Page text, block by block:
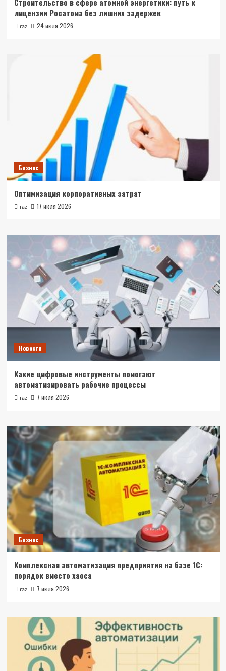
лицензии Росатома без лишних задержек
raz 24 июля 2026
Бизнес
Оптимизация корпоративных затрат
raz 17 июля 2026
Новости
Какие цифровые инструменты помогают
автоматизировать рабочие процессы
raz 7 июля 2026
Бизнес
Комплексная автоматизация предприятия на базе 1С:
порядок вместо хаоса
raz 7 июля 2026